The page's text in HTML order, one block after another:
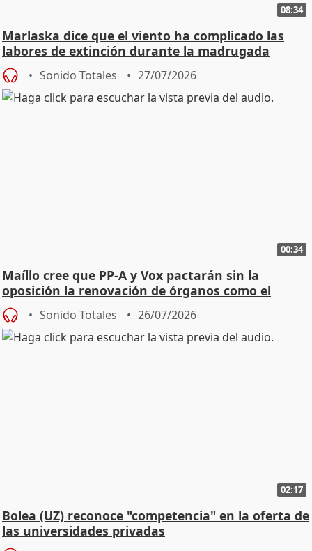
08:34
Marlaska dice que el viento ha complicado las
labores de extinción durante la madrugada
Sonido Totales 27/07/2026
00:34
Maíllo cree que PP-A y Vox pactarán sin la
oposición la renovación de órganos como el
Defensor
Sonido Totales 26/07/2026
02:17
Bolea (UZ) reconoce "competencia" en la oferta de
las universidades privadas